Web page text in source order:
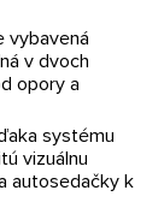
vybavená
v dvoch
opory a
systému
vizuálnu
autosedačky k